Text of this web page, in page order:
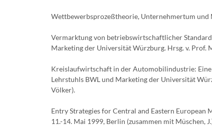
Wettbewerbsprozeßtheorie, Unternehmertum und
Vermarktung von betriebswirtschaftlicher
Marketing der Universität Würzburg. Hrsg. v. Prof.
Kreislaufwirtschaft in der Automobilindustrie:
Lehrstuhls BWL und Marketing der Universität
Völker).
Entry Strategies for Central and Eastern European
11.-14. Mai 1999, Berlin (zusammen mit Müschen,